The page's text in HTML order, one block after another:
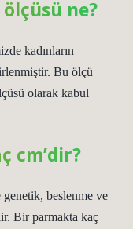
ne?
kadınların
Bu ölçü
olarak kabul
cm’dir?
beslenme ve
Bir parmakta kaç